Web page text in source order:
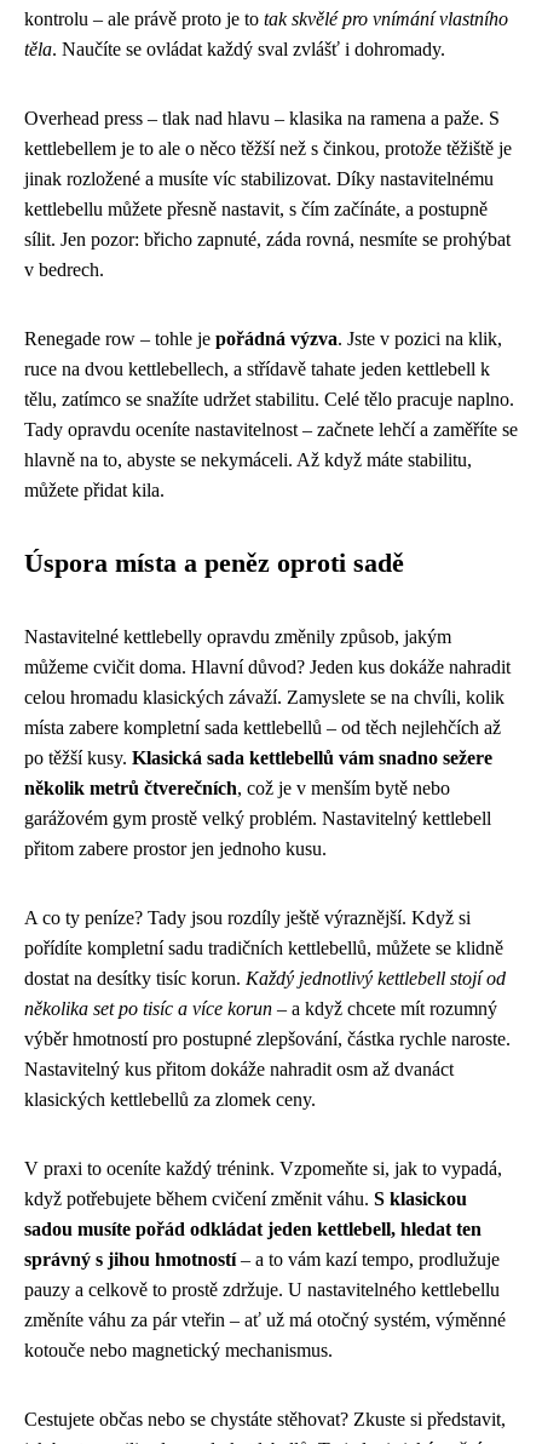
kontrolu – ale právě proto je to tak skvělé pro vnímání vlastního
těla. Naučíte se ovládat každý sval zvlášť i dohromady.
Overhead press – tlak nad hlavu – klasika na ramena a paže. S
kettlebellem je to ale o něco těžší než s činkou, protože těžiště je
jinak rozložené a musíte víc stabilizovat. Díky nastavitelnému
kettlebellu můžete přesně nastavit, s čím začínáte, a postupně
sílit. Jen pozor: břicho zapnuté, záda rovná, nesmíte se prohýbat
v bedrech.
Renegade row – tohle je pořádná výzva. Jste v pozici na klik,
ruce na dvou kettlebellech, a střídavě tahate jeden kettlebell k
tělu, zatímco se snažíte udržet stabilitu. Celé tělo pracuje naplno.
Tady opravdu oceníte nastavitelnost – začnete lehčí a zaměříte se
hlavně na to, abyste se nekymáceli. Až když máte stabilitu,
můžete přidat kila.
Úspora místa a peněz oproti sadě
Nastavitelné kettlebelly opravdu změnily způsob, jakým
můžeme cvičit doma. Hlavní důvod? Jeden kus dokáže nahradit
celou hromadu klasických závaží. Zamyslete se na chvíli, kolik
místa zabere kompletní sada kettlebellů – od těch nejlehčích až
po těžší kusy. Klasická sada kettlebellů vám snadno sežere
několik metrů čtverečních, což je v menším bytě nebo
garážovém gym prostě velký problém. Nastavitelný kettlebell
přitom zabere prostor jen jednoho kusu.
A co ty peníze? Tady jsou rozdíly ještě výraznější. Když si
pořídíte kompletní sadu tradičních kettlebellů, můžete se klidně
dostat na desítky tisíc korun. Každý jednotlivý kettlebell stojí od
několika set po tisíc a více korun – a když chcete mít rozumný
výběr hmotností pro postupné zlepšování, částka rychle naroste.
Nastavitelný kus přitom dokáže nahradit osm až dvanáct
klasických kettlebellů za zlomek ceny.
V praxi to oceníte každý trénink. Vzpomeňte si, jak to vypadá,
když potřebujete během cvičení změnit váhu. S klasickou
sadou musíte pořád odkládat jeden kettlebell, hledat ten
správný s jihou hmotností– a to vám kazí tempo, prodlužuje
pauzy a celkově to prostě zdržuje. U nastavitelného kettlebellu
změníte váhu za pár vteřin – ať už má otočný systém, výměnné
kotouče nebo magnetický mechanismus.
Cestujete občas nebo se chystáte stěhovat? Zkuste si představit,